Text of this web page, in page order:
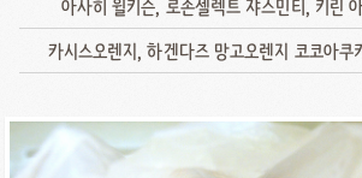
아사히 윌키슨, 로손셀렉트 쟈스민티, 키린
카시스오렌지, 하겐다즈 망고오렌지 코코아쿠